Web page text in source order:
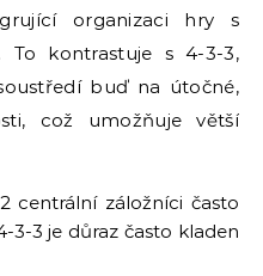
organizaci hry s
To kontrastuje s 4-3-3,
buď na útočné,
což umožňuje větší
centrální záložníci často
3-3 je důraz často kladen